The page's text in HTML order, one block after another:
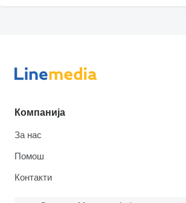
Компанија
За нас
Помош
Контакти